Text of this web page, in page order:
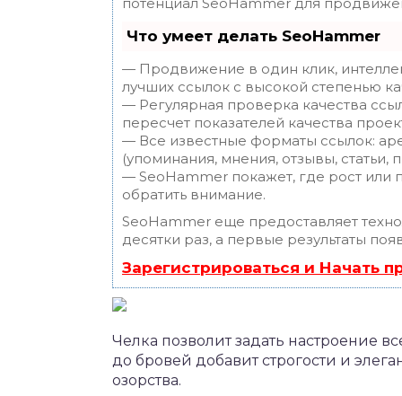
Что умеет делать SeoHammer
— Продвижение в один клик,
лучших ссылок с высокой степенью
— Регулярная проверка качества
пересчет показателей качества
— Все известные форматы ссылок:
(упоминания, мнения, отзывы, статьи,
— SeoHammer покажет, где рост или
обратить внимание.
SeoHammer еще предоставляет
десятки раз, а первые результаты
Зарегистрироваться и Начать
Челка позволит задать настроение
до бровей добавит строгости и
озорства.